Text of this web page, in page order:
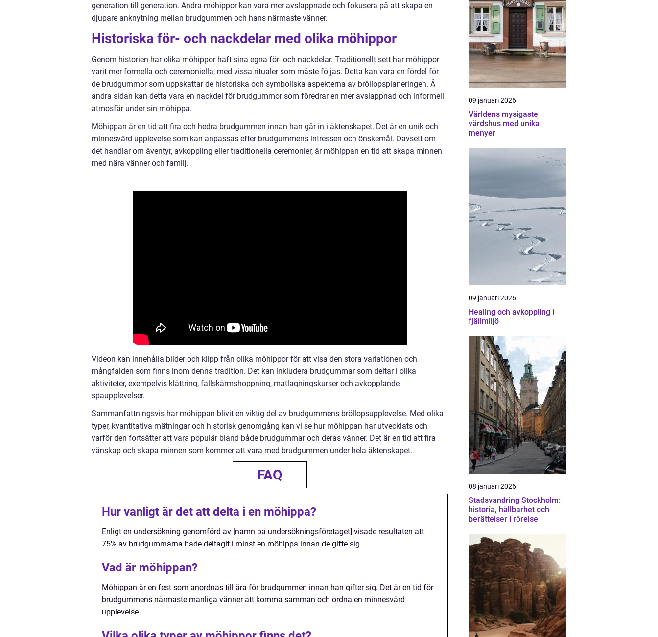
generation till generation. Andra möhippor kan vara mer avslappnade och fokusera på att skapa en
djupare anknytning mellan brudgummen och hans närmaste vänner.
Historiska för- och nackdelar med olika möhippor
Genom historien har olika möhippor haft sina egna för- och nackdelar. Traditionellt sett har möhippor
varit mer formella och ceremoniella, med vissa ritualer som måste följas. Detta kan vara en fördel för
de brudgummor som uppskattar de historiska och symboliska aspekterna av bröllopsplaneringen. Å
andra sidan kan detta vara en nackdel för brudgummor som föredrar en mer avslappnad och informell
atmosfär under sin möhippa.
Möhippan är en tid att fira och hedra brudgummen innan han går in i äktenskapet. Det är en unik och
minnesvärd upplevelse som kan anpassas efter brudgummens intressen och önskemål. Oavsett om
det handlar om äventyr, avkoppling eller traditionella ceremonier, är möhippan en tid att skapa minnen
med nära vänner och familj.
Videon kan innehålla bilder och klipp från olika möhippor för att visa den stora variationen och
mångfalden som finns inom denna tradition. Det kan inkludera brudgummar som deltar i olika
aktiviteter, exempelvis klättring, fallskärmshoppning, matlagningskurser och avkopplande
spaupplevelser.
Sammanfattningsvis har möhippan blivit en viktig del av brudgummens bröllopsupplevelse. Med olika
typer, kvantitativa mätningar och historisk genomgång kan vi se hur möhippan har utvecklats och
varför den fortsätter att vara populär bland både brudgummar och deras vänner. Det är en tid att fira
vänskap och skapa minnen som kommer att vara med brudgummen under hela äktenskapet.
FAQ
Hur vanligt är det att delta i en möhippa?
Enligt en undersökning genomförd av [namn på undersökningsföretaget] visade resultaten att
75% av brudgummarna hade deltagit i minst en möhippa innan de gifte sig.
Vad är möhippan?
Möhippan är en fest som anordnas till ära för brudgummen innan han gifter sig. Det är en tid för
brudgummens närmaste manliga vänner att komma samman och ordna en minnesvärd
upplevelse.
09 januari 2026
Världens mysigaste
värdshus med unika
menyer
09 januari 2026
Healing och avkoppling i
fjällmiljö
08 januari 2026
Stadsvandring Stockholm:
historia, hållbarhet och
berättelser i rörelse